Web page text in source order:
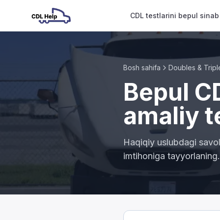
CDL testlarini bepul
Bosh sahifa Doubles &
Bepul
amaliy
Haqiqiy uslubdagi
imtihoniga tayyorlaning.